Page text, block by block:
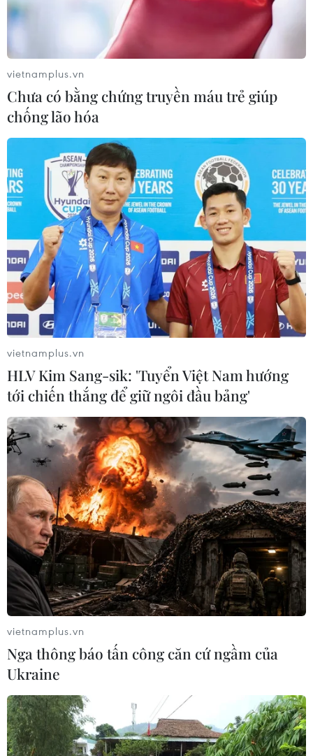
#COVID-19
#tỷ lệ xét nghiệm dương tính
#quy tắc 2-G
#vaccine ngừa COVID-19 Đức
Theo dõi VietnamPlus
TIN LIÊN QUAN
Đức nhất trí các biện pháp ứng phó với làn
sóng lây nhiễm thứ 4
Giới chức y tế Đức yêu cầu tiến hành xét nghiệm bắt
buộc tại các cơ sở dưỡng lão và chăm sóc người cao
tuổi, cũng như thắt chặt kiểm soát các biện pháp phòng
vietnamplus.vn
Chưa có bằng chứng truyền máu trẻ giúp
chống lão hóa
vietnamplus.vn
HLV Kim Sang-sik: 'Tuyển Việt Nam hướng
tới chiến thắng để giữ ngôi đầu bảng'
vietnamplus.vn
Nga thông báo tấn công căn cứ ngầm của
Ukraine